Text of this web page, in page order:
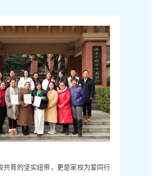
共育的坚实纽带，更是家校为爱同行